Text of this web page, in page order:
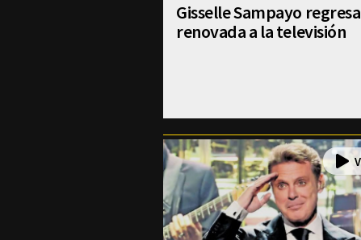
Gisselle Sampayo regresa
renovada a la televisión